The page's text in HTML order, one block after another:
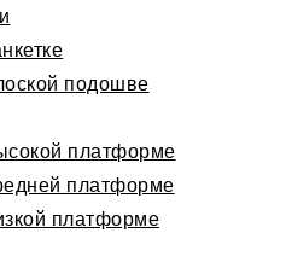
подошве
платформе
платформе
платформе